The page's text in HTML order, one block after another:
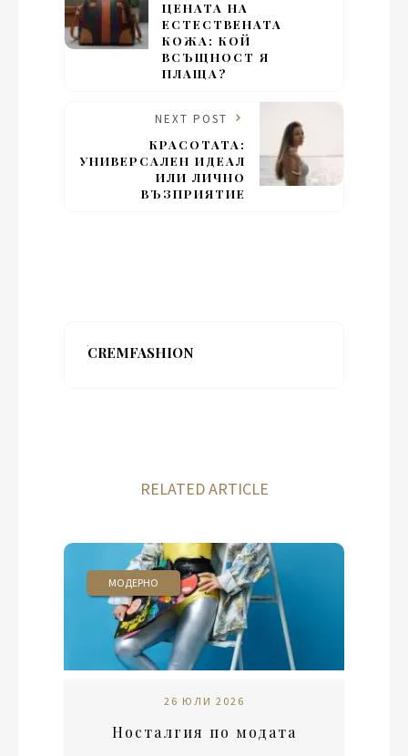
ЦЕНАТА НА
ЕСТЕСТВЕНАТА
КОЖА: КОЙ
ВСЪЩНОСТ Я
ПЛАЩА?
NEXT POST
КРАСОТАТА:
УНИВЕРСАЛЕН ИДЕАЛ
ИЛИ ЛИЧНО
ВЪЗПРИЯТИЕ
CREMFASHION
RELATED ARTICLE
МОДЕРНО
26 ЮЛИ 2026
Носталгия по модата